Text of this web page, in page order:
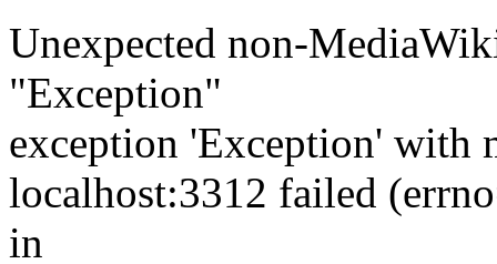
Unexpected non-
"Exception"
exception 'Exception' with
localhost:3312 failed
in